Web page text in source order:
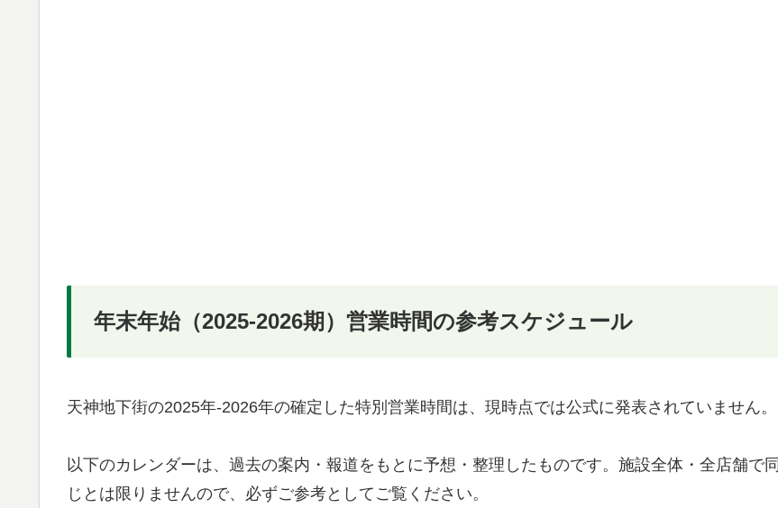
年末年始（2025-2026期）営業時間の参考スケジュール
天神地下街の2025年-2026年の確定した特別営業時間は、現時点では公式に発表されていません。
以下のカレンダーは、過去の案内・報道をもとに予想・整理したものです。施設全体・全店舗で同
じとは限りませんので、必ずご参考としてご覧ください。